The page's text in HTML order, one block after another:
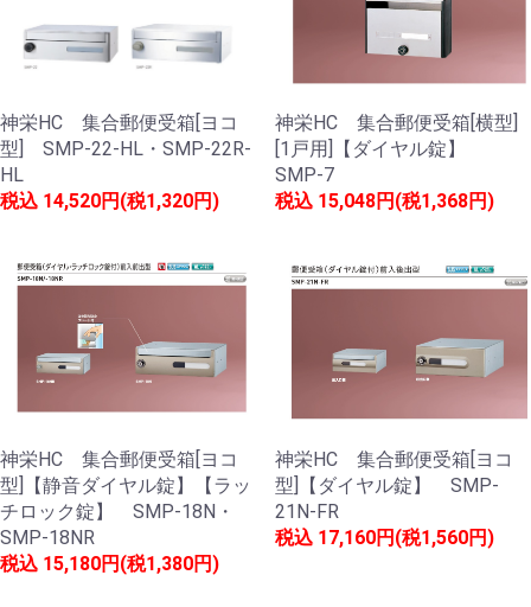
神栄HC 集合郵便受箱[ヨコ
型] SMP-22-HL・SMP-22R-
HL
税込 14,520円(税1,320円)
神栄HC 集合郵便受箱[横型]
[1戸用]【ダイヤル錠】
SMP-7
税込 15,048円(税1,368円)
神栄HC 集合郵便受箱[ヨコ
型]【静音ダイヤル錠】【ラッ
チロック錠】 SMP-18N・
SMP-18NR
税込 15,180円(税1,380円)
神栄HC 集合郵便受箱[ヨコ
型]【ダイヤル錠】 SMP-
21N-FR
税込 17,160円(税1,560円)